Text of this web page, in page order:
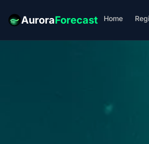
AuroraForecast Home